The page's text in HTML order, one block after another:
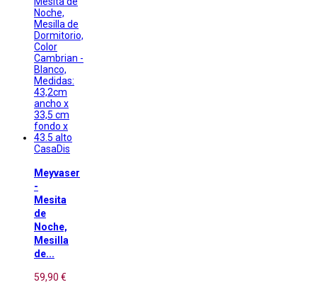
CasaDis
Meyvaser
-
Mesita
de
Noche,
Mesilla
de...
59,90 €